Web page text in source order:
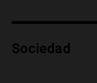
con la
Panorama
Sociedad